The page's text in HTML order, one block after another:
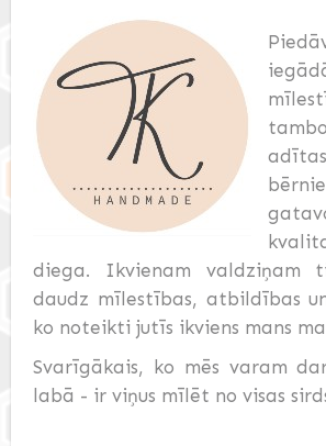
diega. Ikvienam valdziņam
daudz mīlestības, atbildības
ko noteikti jutīs ikviens mans
Svarīgākais, ko mēs varam
labā - ir viņus mīlēt no visas